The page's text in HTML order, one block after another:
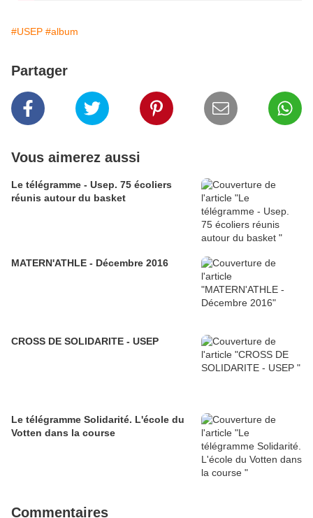
#USEP #album
Partager
Vous aimerez aussi
Le télégramme - Usep. 75 écoliers
réunis autour du basket
MATERN'ATHLE - Décembre 2016
CROSS DE SOLIDARITE - USEP
Le télégramme Solidarité. L'école du
Votten dans la course
Commentaires